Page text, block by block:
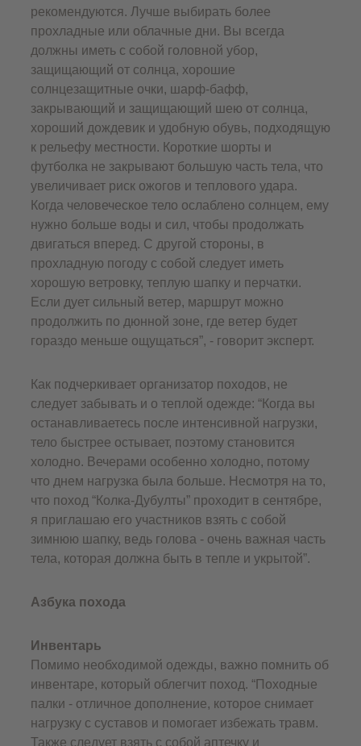
рекомендуются. Лучше выбирать более
прохладные или облачные дни. Вы всегда
должны иметь с собой головной убор,
защищающий от солнца, хорошие
солнцезащитные очки, шарф-бафф,
закрывающий и защищающий шею от солнца,
хороший дождевик и удобную обувь, подходящую
к рельефу местности. Короткие шорты и
футболка не закрывают большую часть тела, что
увеличивает риск ожогов и теплового удара.
Когда человеческое тело ослаблено солнцем, ему
нужно больше воды и сил, чтобы продолжать
двигаться вперед. С другой стороны, в
прохладную погоду с собой следует иметь
хорошую ветровку, теплую шапку и перчатки.
Если дует сильный ветер, маршрут можно
продолжить по дюнной зоне, где ветер будет
гораздо меньше ощущаться”, - говорит эксперт.
Как подчеркивает организатор походов, не
следует забывать и о теплой одежде: “Когда вы
останавливаетесь после интенсивной нагрузки,
тело быстрее остывает, поэтому становится
холодно. Вечерами особенно холодно, потому
что днем нагрузка была больше. Несмотря на то,
что поход “Колка-Дубулты” проходит в сентябре,
я приглашаю его участников взять с собой
зимнюю шапку, ведь голова - очень важная часть
тела, которая должна быть в тепле и укрытой”.
Азбука похода
Инвентарь
Помимо необходимой одежды, важно помнить об
инвентаре, который облегчит поход. “Походные
палки - отличное дополнение, которое снимает
нагрузку с суставов и помогает избежать травм.
Также следует взять с собой аптечку и